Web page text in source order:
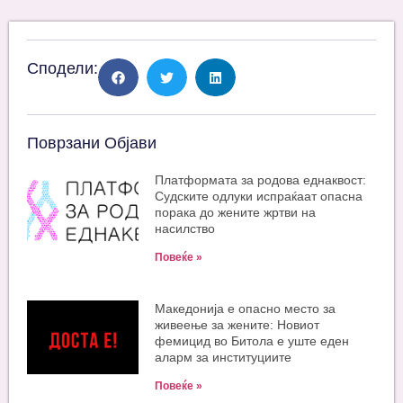
Сподели:
Поврзани Објави
Платформата за родова еднаквост:
Судските одлуки испраќаат опасна
порака до жените жртви на
насилство
Повеќе »
Македонија е опасно место за
живеење за жените: Новиот
фемицид во Битола е уште еден
аларм за институциите
Повеќе »